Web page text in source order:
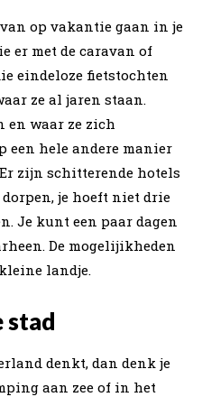
op vakantie gaan in je
er met de caravan of
eindeloze fietstochten
ze al jaren staan.
en waar ze zich
een hele andere manier
zijn schitterende hotels
je hoeft niet drie
Je kunt een paar dagen
De mogelijikheden
landje.
stad
denkt, dan denk je
aan zee of in het